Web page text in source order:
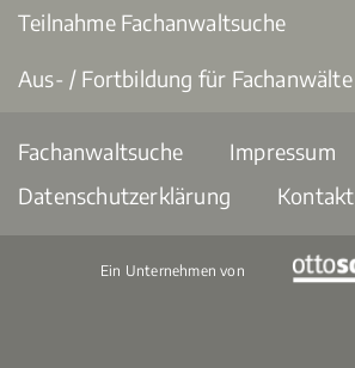
Teilnahme Fachanwaltsuche
Aus- / Fortbildung für Fachanwälte
Fachanwaltsuche
Impressum
Datenschutzerklärung
Kontakt
Ein Unternehmen von